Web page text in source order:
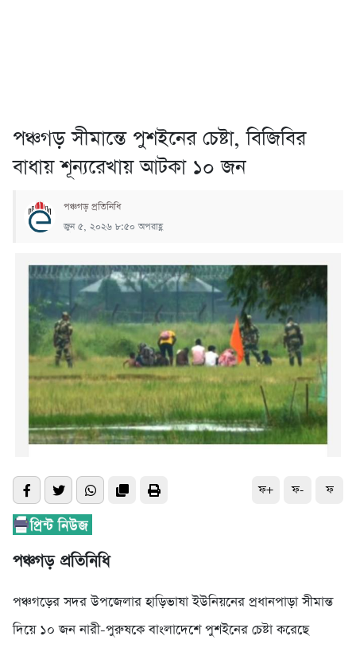
পঞ্চগড় সীমান্তে পুশইনের চেষ্টা, বিজিবির
বাধায় শূন্যরেখায় আটকা ১০ জন
পঞ্চগড় প্রতিনিধি
জুন ৫, ২০২৬ ৮:৫০ অপরাহ্ণ
ফ+ ফ- ফ
পঞ্চগড় প্রতিনিধি
পঞ্চগড়ের সদর উপজেলার হাড়িভাষা ইউনিয়নের প্রধানপাড়া সীমান্ত
দিয়ে ১০ জন নারী-পুরুষকে বাংলাদেশে পুশইনের চেষ্টা করেছে